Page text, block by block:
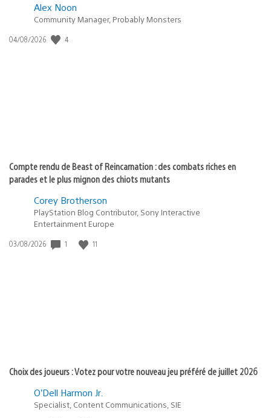
Alex Noon
Community Manager, Probably Monsters
Date
04/08/2026 4
Compte rendu de Beast of Reincarnation : des combats riches en
parades et le plus mignon des chiots mutants
Corey Brotherson
PlayStation Blog Contributor, Sony Interactive
Entertainment Europe
Date
03/08/2026 1 11
Choix des joueurs : Votez pour votre nouveau jeu préféré de juillet 2026
O’Dell Harmon Jr.
Specialist, Content Communications, SIE